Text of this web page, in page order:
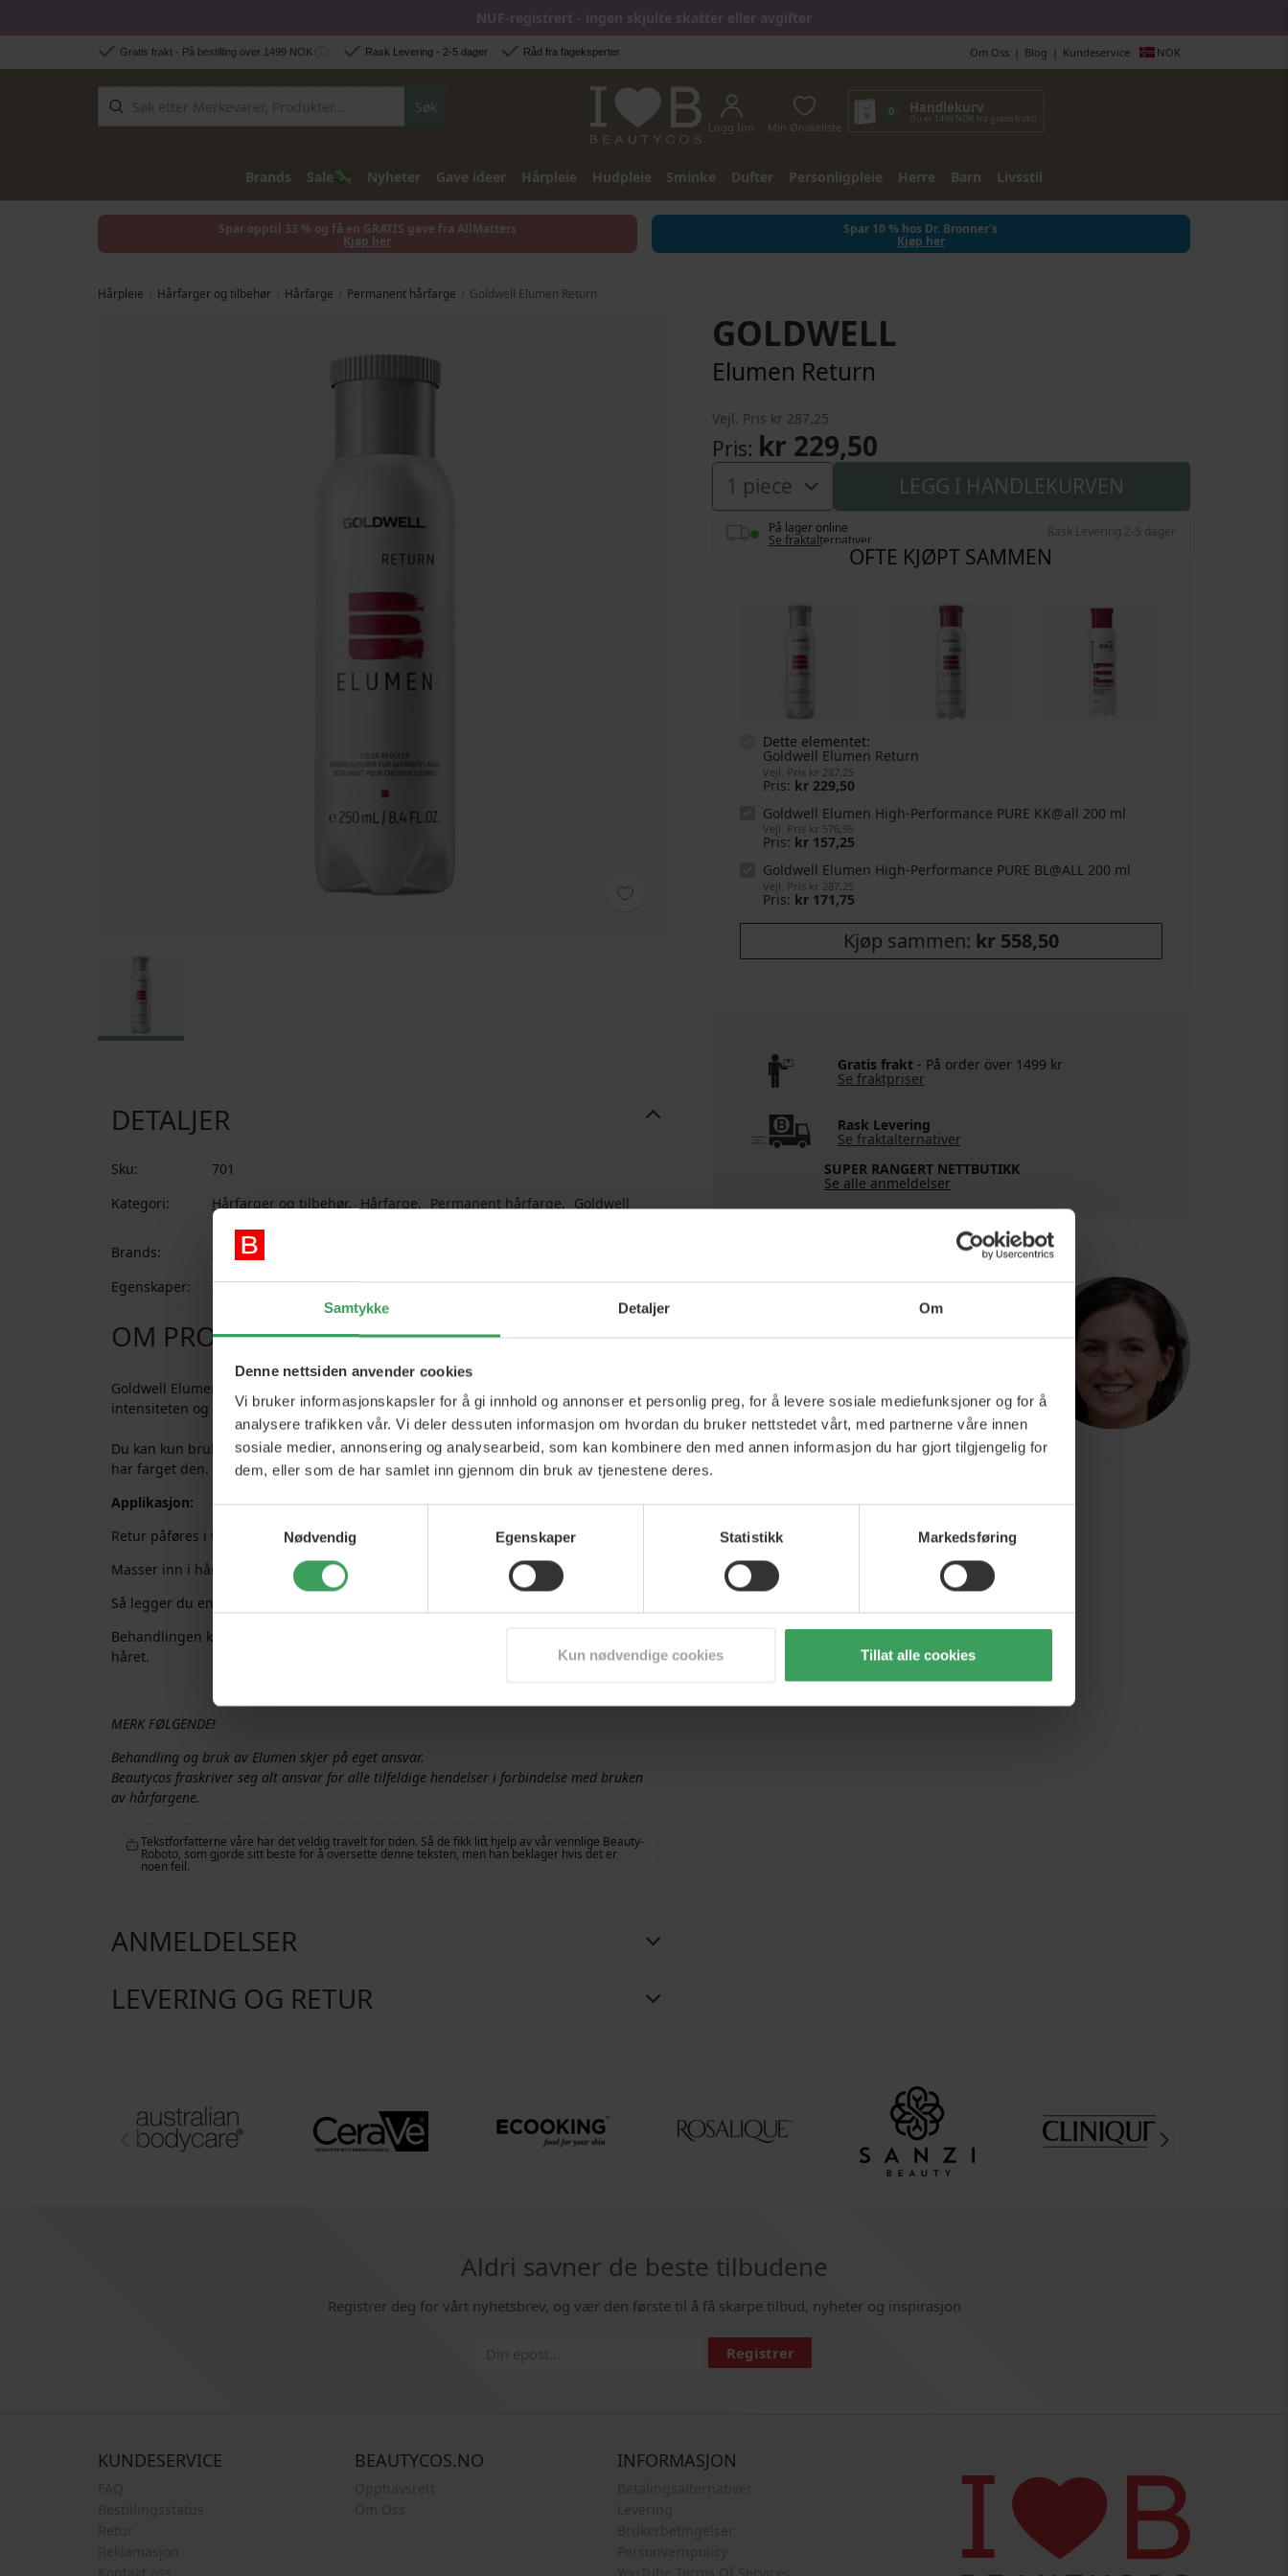
Samtykke Detaljer Om
Denne nettsiden anvender cookies
Vi bruker informasjonskapsler for å gi innhold og annonser et personlig preg, for å levere sosiale mediefunksjoner og for å
analysere trafikken vår. Vi deler dessuten informasjon om hvordan du bruker nettstedet vårt, med partnerne våre innen
sosiale medier, annonsering og analysearbeid, som kan kombinere den med annen informasjon du har gjort tilgjengelig for
dem, eller som de har samlet inn gjennom din bruk av tjenestene deres.
Nødvendig
Egenskaper Statistikk Markedsføring
Kun nødvendige cookies Tillat alle cookies
NUF-registrert - ingen skjulte skatter eller avgifter
Hopp til innhold
Gratis frakt - På bestilling over 1499 NOK Rask Levering - 2-5 dager Råd fra fageksperter NOK
Om Oss Blog Kundeservice
Søk
Logg Inn Min Ønskeliste
0 Handlekurv
Du er 1499 NOK fra gratis frakt!
Brands Sale💸 Nyheter Gave ideer Hårpleie Hudpleie Sminke Dufter Personligpleie Herre Barn Livsstil
Spar opptil 33 % og få en GRATIS gave fra AllMatters
Kjøp her
Spar 10 % hos Dr. Bronner's
Kjøp her
Hårpleie Hårfarger og tilbehør Hårfarge Permanent hårfarge Goldwell Elumen Return
DETALJER
Sku:
701
Kategori:
Hårfarger og tilbehør Hårfarge Permanent hårfarge Goldwell
Elumen hårfarver
Brands:
Goldwell
Egenskaper:
Uten ammoniak
OM PRODUKTET
Goldwell Elumen High-Performance RETURN brukes hvis du ønsker å redusere
intensiteten og dybden på Elumen-hårfargen.
Du kan kun bruke den til Elumen-farger og må bruke den umiddelbart etter at du
har farget den.
Applikasjon:
Retur påføres i tørt hår.
Masser inn i håret der du ønsker effekten.
Så legger du en pose rundt og lar den trekke i 20-30 minutter under varme.
Behandlingen kan gjentas til ønsket resultat eller til ikke mer farge kan fjernes fra
håret.
MERK FØLGENDE!
Behandling og bruk av Elumen skjer på eget ansvar.
Beautycos fraskriver seg alt ansvar for alle tilfeldige hendelser i forbindelse med bruken
av hårfargene.
Tekstforfatterne våre har det veldig travelt for tiden. Så de fikk litt hjelp av vår vennlige Beauty-
Roboto, som gjorde sitt beste for å oversette denne teksten, men han beklager hvis det er
noen feil.
ANMELDELSER
LEVERING OG RETUR
GOLDWELL
Elumen Return
Vejl. Pris kr 287,25
Pris kr 229,50
LEGG I HANDLEKURVEN
På lager online
Se fraktalternativer
Rask Levering 2-5 dager
OFTE KJØPT SAMMEN
Dette elementet:
Goldwell Elumen Return
Vejl. Pris kr 287,25
Pris kr 229,50
Goldwell Elumen High-Performance PURE KK@all 200 ml
Vejl. Pris kr 576,95
Pris kr 157,25
Goldwell Elumen High-Performance PURE BL@ALL 200 ml
Vejl. Pris kr 287,25
Pris kr 171,75
Kjøp sammen: kr 558,50
Gratis frakt- På order över 1499 kr
Se fraktpriser
Rask Levering
Se fraktalternativer
SUPER RANGERT NETTBUTIKK
Se alle anmeldelser
RÅDGIVNING FRA EKSPERTER
+47 23 96 62 42
webshop@beautycos.no
Mandag-fredag 9.00 - 16.00
Aldri savner de beste tilbudene
Registrer deg for vårt nyhetsbrev, og vær den første til å få skarpe tilbud, nyheter og inspirasjon
Registrer
KUNDESERVICE BEAUTYCOS.NO INFORMASJON